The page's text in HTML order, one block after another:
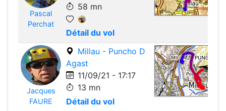
Pascal
Perchat
58 mn
Détail du vol
Jacques
FAURE
Millau - Puncho D
Agast
11/09/21 - 17:17
13 mn
Détail du vol